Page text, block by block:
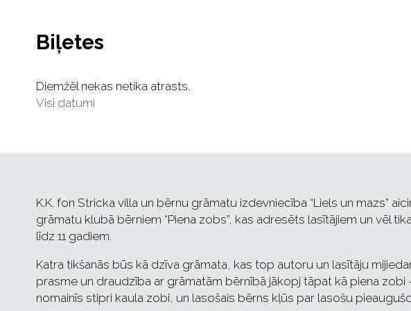
Biļetes
Diemžēl nekas netika atrasts.
Visi datumi
K.K. fon Stricka villa un bērnu grāmatu izdevniecība “Liels un mazs”
grāmatu klubā bērniem “Piena zobs”, kas adresēts lasītājiem un vēl
līdz 11 gadiem.
Katra tikšanās būs kā dzīva grāmata, kas top autoru un lasītāju
prasme un draudzība ar grāmatām bērnībā jākopj tāpat kā piena
nomainīs stipri kaula zobi, un lasošais bērns kļūs par lasošu